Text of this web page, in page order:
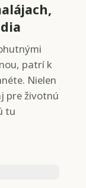
patrí k
Nielen
pre životnú
tu